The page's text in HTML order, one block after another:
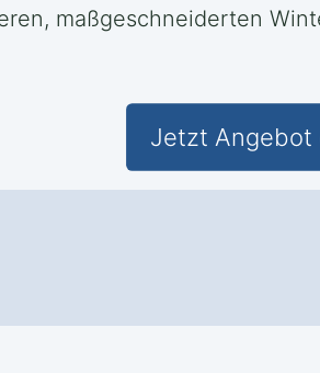
maßgeschneiderten
Jetzt Angebot